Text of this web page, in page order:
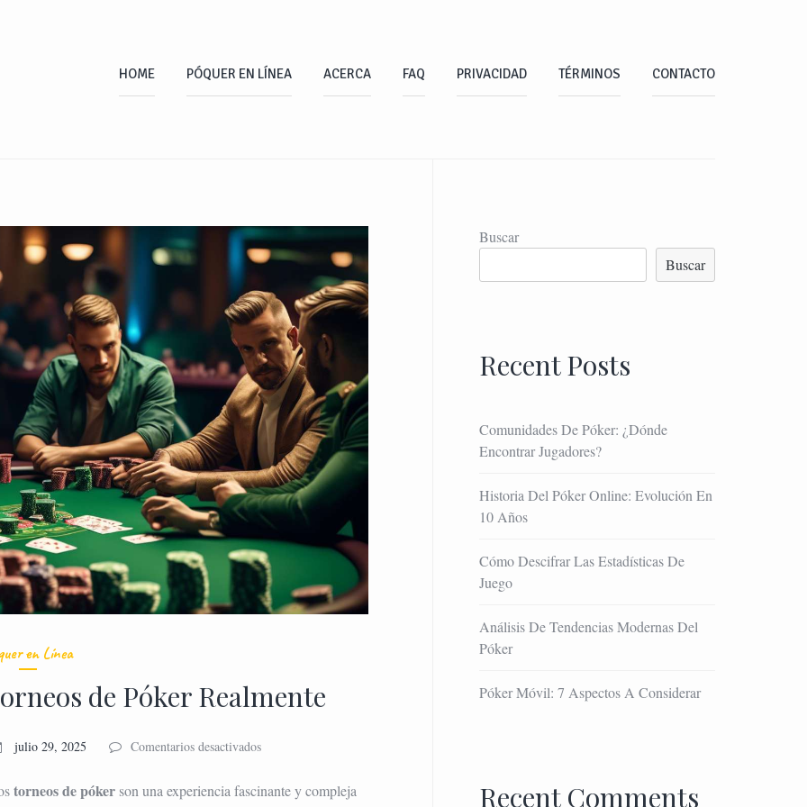
HOME PÓQUER EN LÍNEA ACERCA FAQ PRIVACIDAD TÉRMINOS CONTACTO
en Línea
de Póker Realmente
julio 29, 2025 Comentarios desactivadosen
Funcionan
torneos de pókerson una experiencia fascinante y compleja
Buscar
Buscar
Recent Posts
Comunidades De Póker: ¿Dónde
Encontrar Jugadores?
Historia Del Póker Online: Evolución En
10 Años
Cómo Descifrar Las Estadísticas De
Juego
Análisis De Tendencias Modernas Del
Póker
Póker Móvil: 7 Aspectos A Considerar
Recent Comments